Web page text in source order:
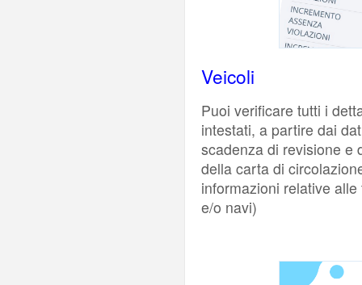
Veicoli
Puoi verificare tutti i
intestati, a partire dai
scadenza di revisione e
della carta di
informazioni relative
e/o navi)